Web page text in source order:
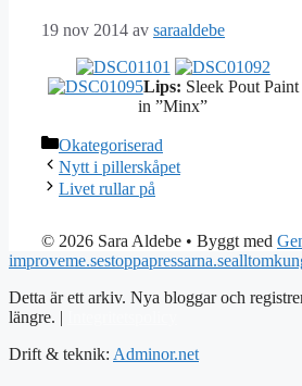
19 nov 2014 av saraaldebe
Lips: Sleek Pout Paint
in ”Minx”
Kategorier
Okategoriserad
Nytt i pillerskåpet
Livet rullar på
© 2026 Sara Aldebe • Byggt med
improveme.sestoppapressarna.se
Detta är ett arkiv. Nya bloggar och
längre. |
Drift & teknik: Adminor.net